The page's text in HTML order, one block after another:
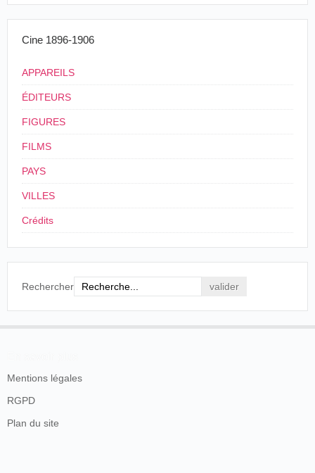
Cine 1896-1906
APPAREILS
ÉDITEURS
FIGURES
FILMS
PAYS
VILLES
Crédits
Rechercher
Mentions légales
RGPD
Plan du site